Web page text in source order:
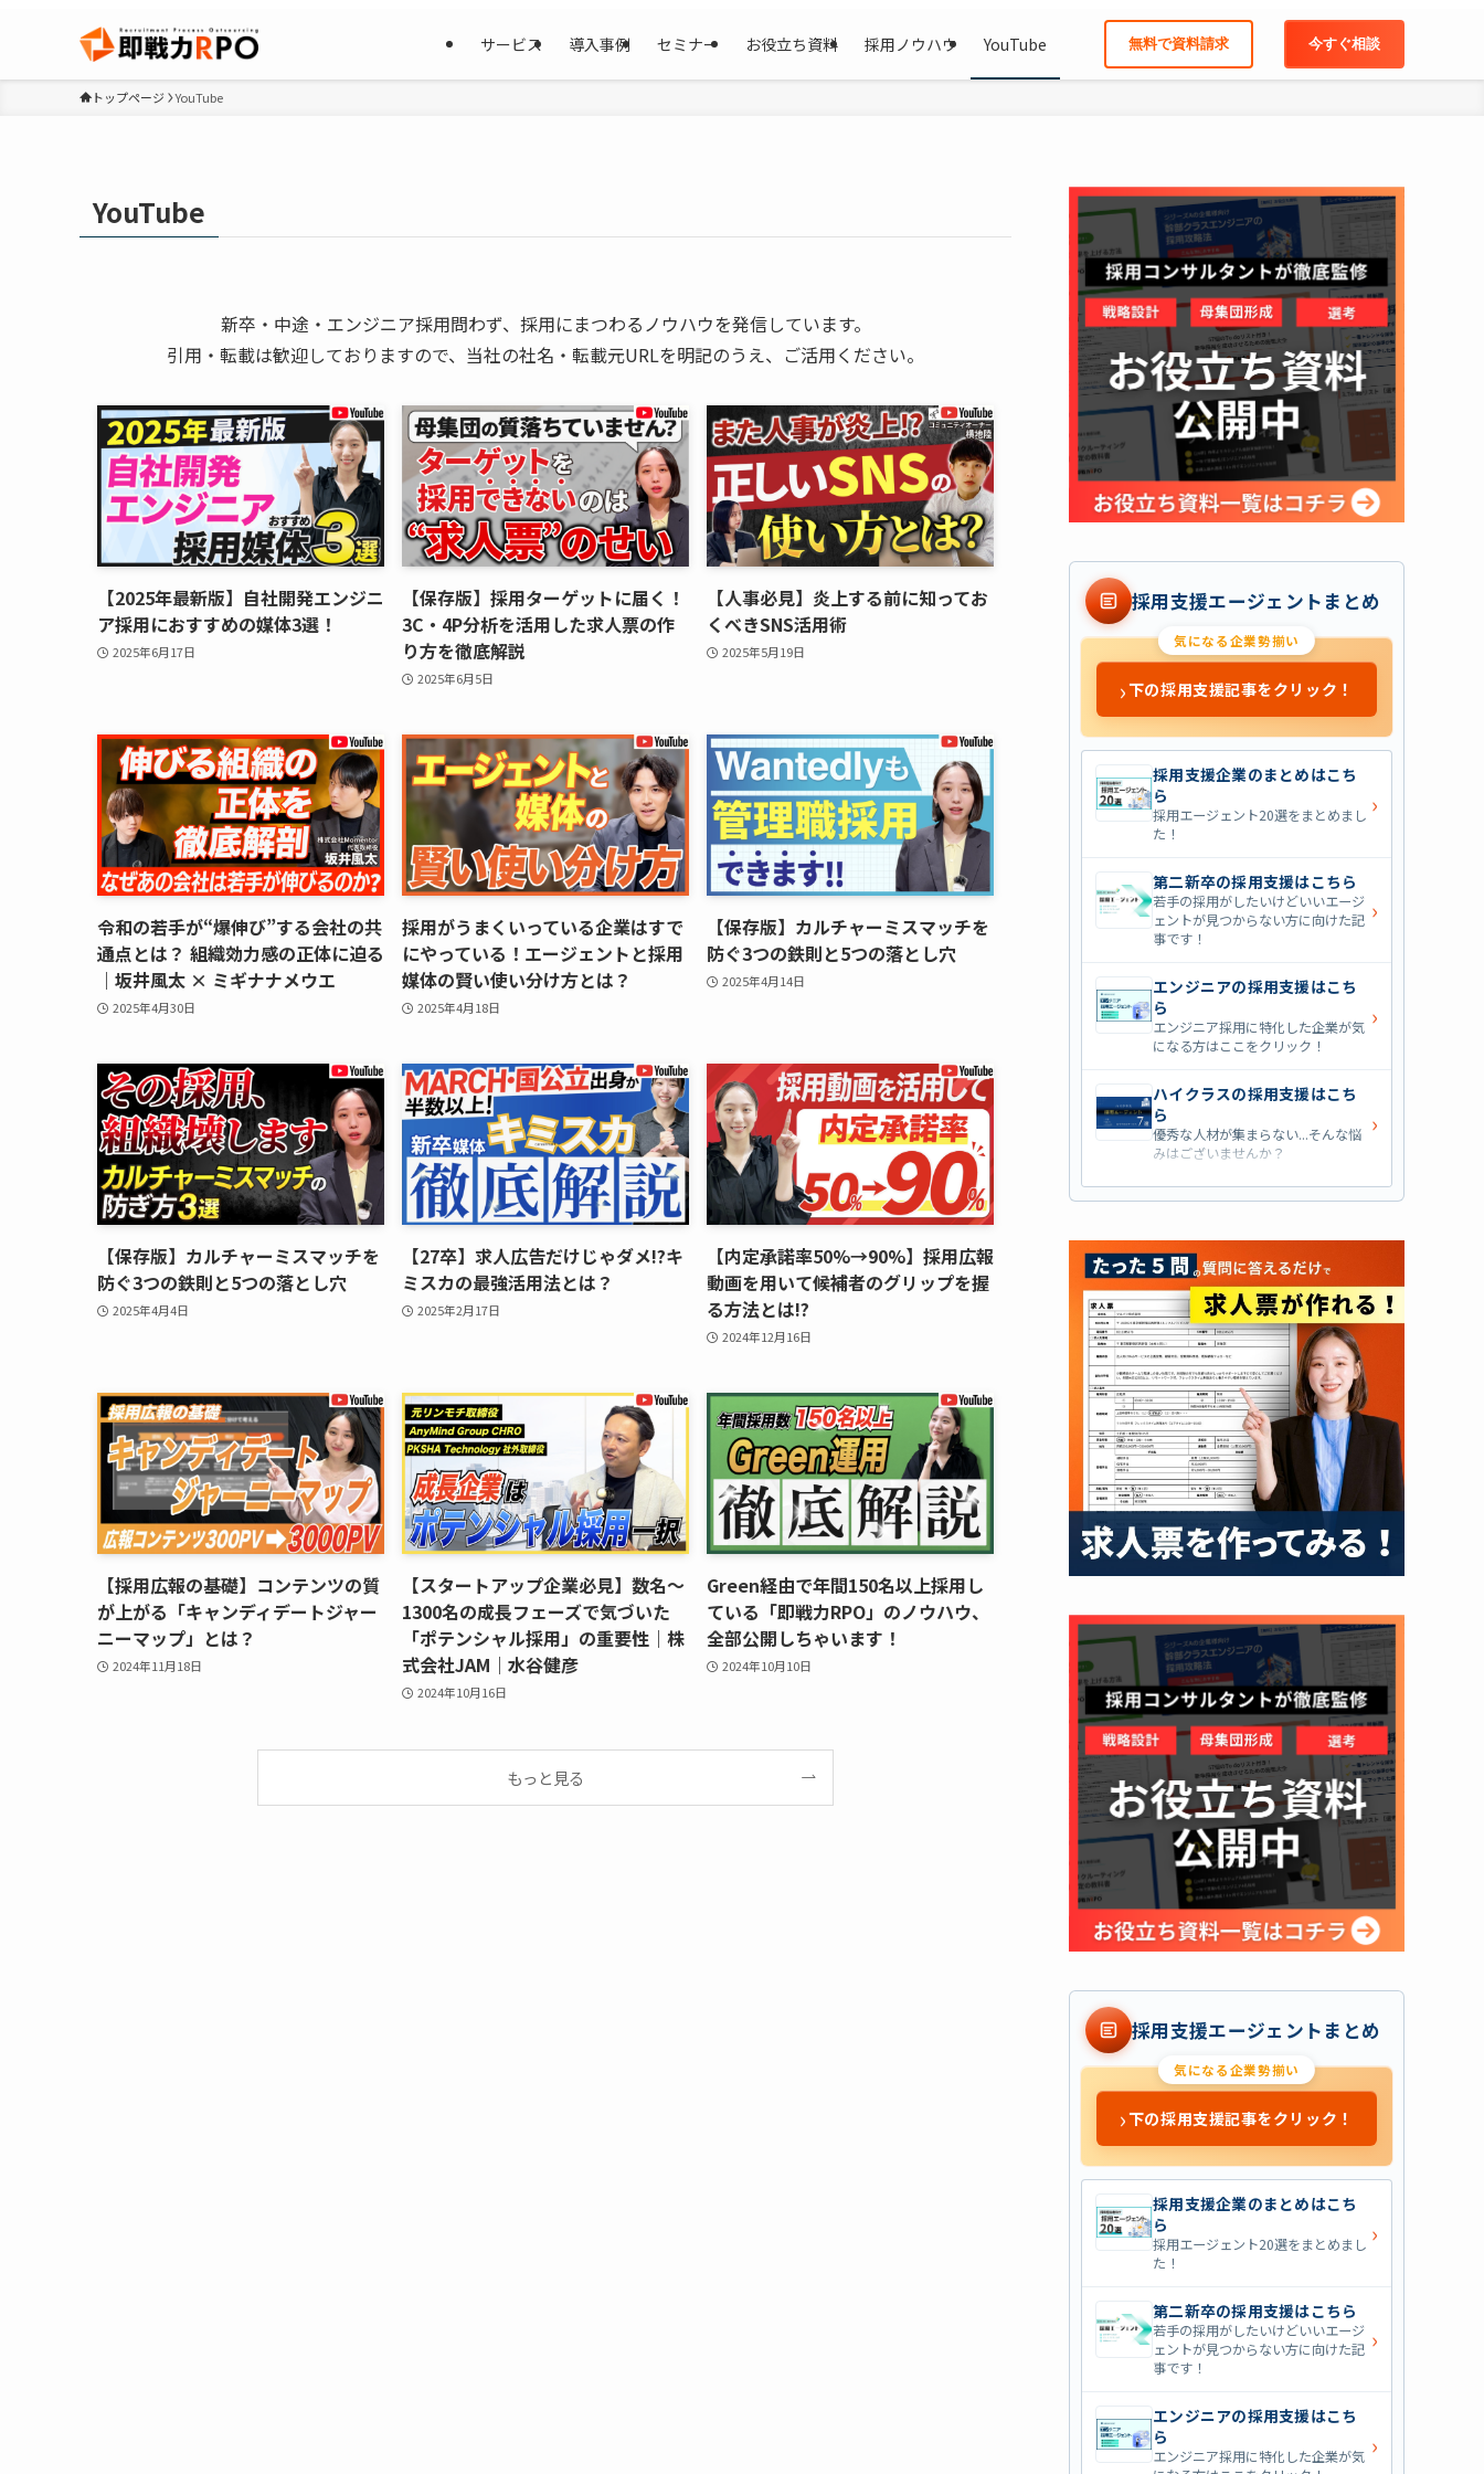
サービス 導入事例 セミナー お役立ち資料 採用ノウハウ YouTube 無料で資料請求 今すぐ相談
トップページ YouTube
YouTube
新卒・中途・エンジニア採用問わず、採用にまつわるノウハウを発信しています。
引用・転載は歓迎しておりますので、当社の社名・転載元URLを明記のうえ、ご活用ください。
【2025年最新版】自社開発エンジニ
ア採用におすすめの媒体3選！
2025年6月17日
【保存版】採用ターゲットに届く！
3C・4P分析を活用した求人票の作
り方を徹底解説
2025年6月5日
【人事必見】炎上する前に知ってお
くべきSNS活用術
2025年5月19日
令和の若手が“爆伸び”する会社の共
通点とは？ 組織効力感の正体に迫る
｜坂井風太 × ミギナナメウエ
2025年4月30日
採用がうまくいっている企業はすで
にやっている！エージェントと採用
媒体の賢い使い分け方とは？
2025年4月18日
【保存版】カルチャーミスマッチを
防ぐ3つの鉄則と5つの落とし穴
2025年4月14日
【保存版】カルチャーミスマッチを
防ぐ3つの鉄則と5つの落とし穴
2025年4月4日
【27卒】求人広告だけじゃダメ!?キ
ミスカの最強活用法とは？
2025年2月17日
【内定承諾率50%→90%】採用広報
動画を用いて候補者のグリップを握
る方法とは!?
2024年12月16日
【採用広報の基礎】コンテンツの質
が上がる「キャンディデートジャー
ニーマップ」とは？
2024年11月18日
【スタートアップ企業必見】数名〜
1300名の成長フェーズで気づいた
「ポテンシャル採用」の重要性｜株
式会社JAM｜水谷健彦
2024年10月16日
Green経由で年間150名以上採用し
ている「即戦力RPO」のノウハウ、
全部公開しちゃいます！
2024年10月10日
もっと見る
採用支援エージェントまとめ
気になる企業勢揃い
›下の採用支援記事をクリック！
採用支援企業のまとめはこち
ら
採用エージェント20選をまとめまし
た！
›
第二新卒の採用支援はこちら
若手の採用がしたいけどいいエージ
ェントが見つからない方に向けた記
事です！
›
エンジニアの採用支援はこち
ら
エンジニア採用に特化した企業が気
になる方はここをクリック！
›
ハイクラスの採用支援はこち
ら
優秀な人材が集まらない...そんな悩
みはございませんか？
›
営業職の採用支援はこちら
した企業を七つ集めました！
外資系の採用支援はこちら
外資系企業の採用支援を行っている
会社はこちらから！
›
採用支援エージェントまとめ
気になる企業勢揃い
›下の採用支援記事をクリック！
採用支援企業のまとめはこち
ら
採用エージェント20選をまとめまし
た！
›
第二新卒の採用支援はこちら
若手の採用がしたいけどいいエージ
ェントが見つからない方に向けた記
事です！
›
エンジニアの採用支援はこち
ら
エンジニア採用に特化した企業が気 ›